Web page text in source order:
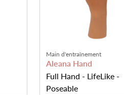
Main d'entraînement
Aleana Hand
Full Hand - LifeLike -
Poseable